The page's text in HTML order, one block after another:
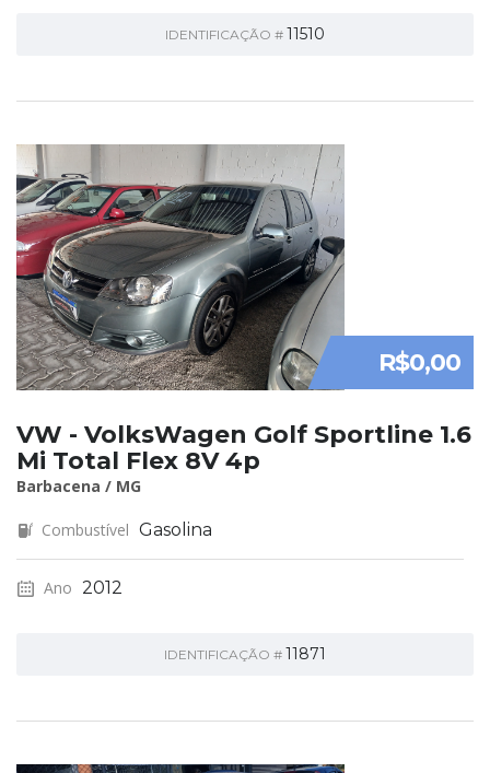
IDENTIFICAÇÃO # 11510
R$0,00
VW - VolksWagen Golf Sportline 1.6
Mi Total Flex 8V 4p
Barbacena / MG
Combustível Gasolina
Ano 2012
IDENTIFICAÇÃO # 11871